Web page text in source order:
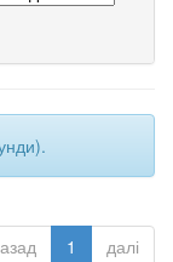
1 далі